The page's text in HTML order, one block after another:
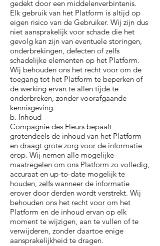
gedekt door een middelenverbintenis.
Elk gebruik van het Platform is altijd op
eigen risico van de Gebruiker. Wij zijn dus
niet aansprakelijk voor schade die het
gevolg kan zijn van eventuele storingen,
onderbrekingen, defecten of zelfs
schadelijke elementen op het Platform.
Wij behouden ons het recht voor om de
toegang tot het Platform te beperken of
de werking ervan te allen tijde te
onderbreken, zonder voorafgaande
kennisgeving.
b. Inhoud
Compagnie des Fleurs bepaalt
grotendeels de inhoud van het Platform
en draagt grote zorg voor de informatie
erop. Wij nemen alle mogelijke
maatregelen om ons Platform zo volledig,
accuraat en up-to-date mogelijk te
houden, zelfs wanneer de informatie
erover door derden wordt verstrekt. Wij
behouden ons het recht voor om het
Platform en de inhoud ervan op elk
moment te wijzigen, aan te vullen of te
verwijderen, zonder daartoe enige
aansprakelijkheid te dragen.